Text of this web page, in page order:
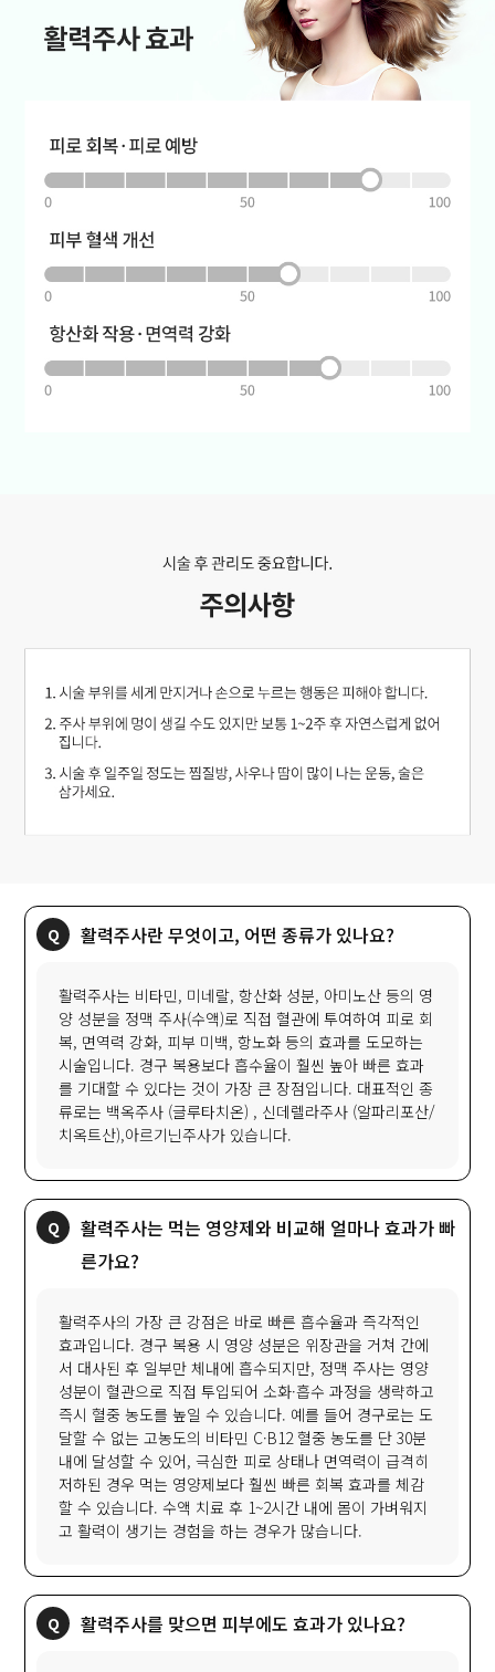
활력주사란 무엇이고, 어떤 종류가 있나요?
활력주사는 비타민, 미네랄, 항산화 성분, 아미노산 등의 영
양 성분을 정맥 주사(수액)로 직접 혈관에 투여하여 피로 회
복, 면역력 강화, 피부 미백, 항노화 등의 효과를 도모하는
시술입니다. 경구 복용보다 흡수율이 훨씬 높아 빠른 효과
를 기대할 수 있다는 것이 가장 큰 장점입니다. 대표적인 종
류로는 백옥주사 (글루타치온) , 신데렐라주사 (알파리포산/
치옥트산),아르기닌주사가 있습니다.
활력주사는 먹는 영양제와 비교해 얼마나 효과가 빠
른가요?
활력주사의 가장 큰 강점은 바로 빠른 흡수율과 즉각적인
효과입니다. 경구 복용 시 영양 성분은 위장관을 거쳐 간에
서 대사된 후 일부만 체내에 흡수되지만, 정맥 주사는 영양
성분이 혈관으로 직접 투입되어 소화·흡수 과정을 생략하고
즉시 혈중 농도를 높일 수 있습니다. 예를 들어 경구로는 도
달할 수 없는 고농도의 비타민 C·B12 혈중 농도를 단 30분
내에 달성할 수 있어, 극심한 피로 상태나 면역력이 급격히
저하된 경우 먹는 영양제보다 훨씬 빠른 회복 효과를 체감
할 수 있습니다. 수액 치료 후 1~2시간 내에 몸이 가벼워지
고 활력이 생기는 경험을 하는 경우가 많습니다.
활력주사를 맞으면 피부에도 효과가 있나요?